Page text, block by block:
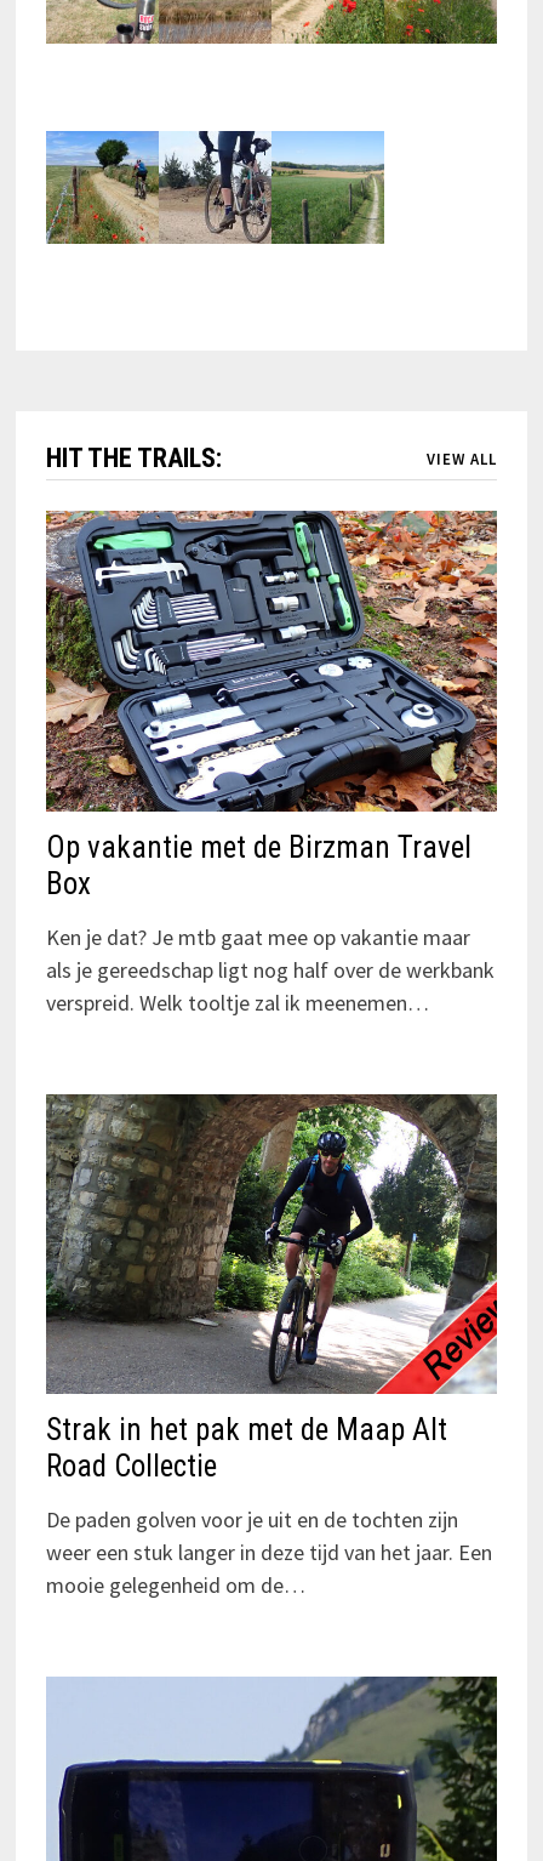
HIT THE TRAILS: VIEW ALL
Op vakantie met de Birzman Travel
Box
Ken je dat? Je mtb gaat mee op vakantie maar
als je gereedschap ligt nog half over de werkbank
verspreid. Welk tooltje zal ik meenemen…
Strak in het pak met de Maap Alt
Road Collectie
De paden golven voor je uit en de tochten zijn
weer een stuk langer in deze tijd van het jaar. Een
mooie gelegenheid om de…